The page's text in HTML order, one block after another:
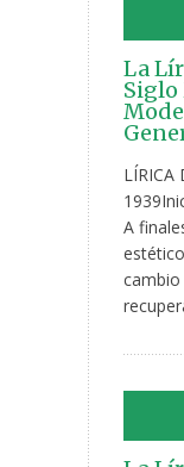
La
Siglo
LÍRICA
A